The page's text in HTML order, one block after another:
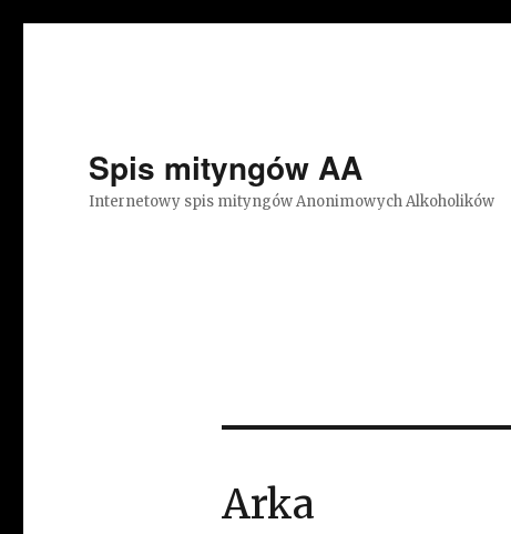
Spis mityngów AA
Internetowy spis mityngów Anonimowych Alkoholików
Arka